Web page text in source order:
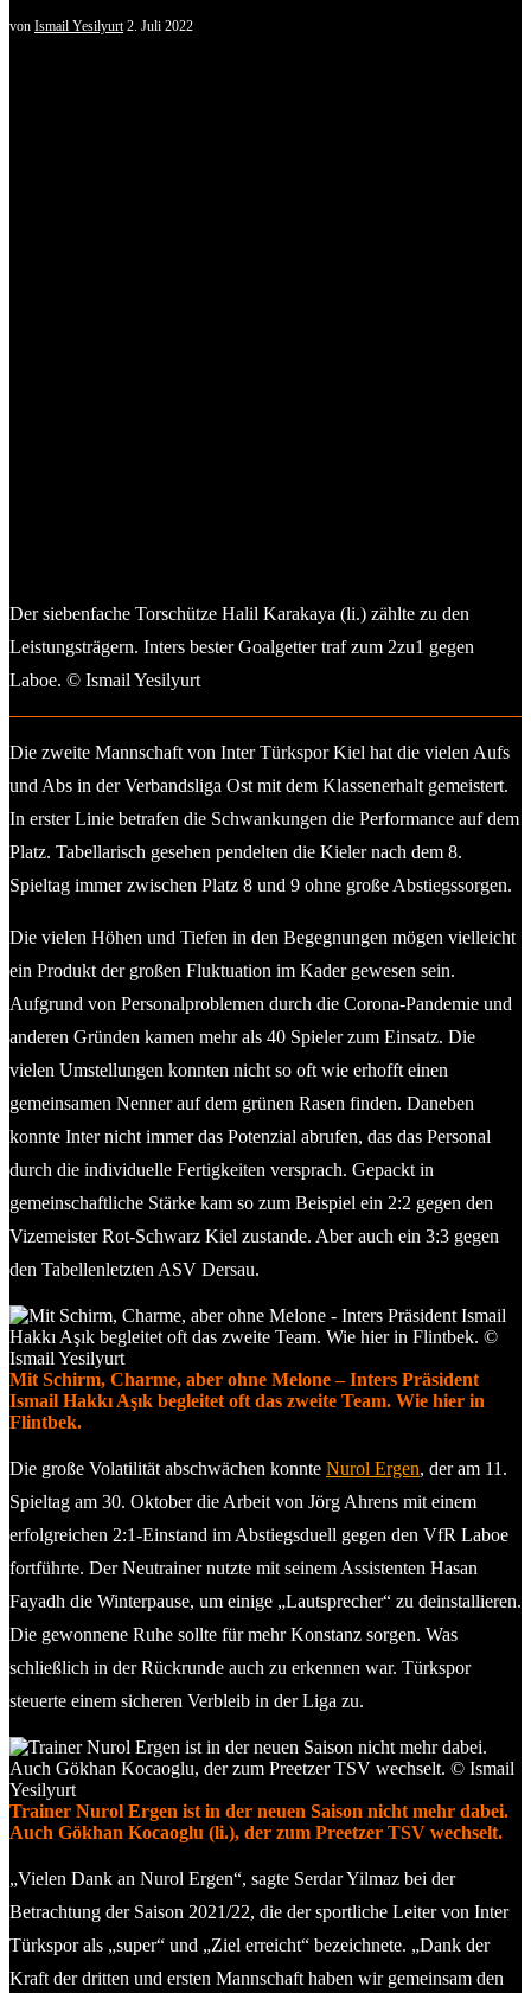
von Ismail Yesilyurt 2. Juli 2022
Der siebenfache Torschütze Halil Karakaya (li.) zählte zu den
Leistungsträgern. Inters bester Goalgetter traf zum 2zu1 gegen
Laboe. © Ismail Yesilyurt
Die zweite Mannschaft von Inter Türkspor Kiel hat die vielen Aufs
und Abs in der Verbandsliga Ost mit dem Klassenerhalt gemeistert.
In erster Linie betrafen die Schwankungen die Performance auf dem
Platz. Tabellarisch gesehen pendelten die Kieler nach dem 8.
Spieltag immer zwischen Platz 8 und 9 ohne große Abstiegssorgen.
Die vielen Höhen und Tiefen in den Begegnungen mögen vielleicht
ein Produkt der großen Fluktuation im Kader gewesen sein.
Aufgrund von Personalproblemen durch die Corona-Pandemie und
anderen Gründen kamen mehr als 40 Spieler zum Einsatz. Die
vielen Umstellungen konnten nicht so oft wie erhofft einen
gemeinsamen Nenner auf dem grünen Rasen finden. Daneben
konnte Inter nicht immer das Potenzial abrufen, das das Personal
durch die individuelle Fertigkeiten versprach. Gepackt in
gemeinschaftliche Stärke kam so zum Beispiel ein 2:2 gegen den
Vizemeister Rot-Schwarz Kiel zustande. Aber auch ein 3:3 gegen
den Tabellenletzten ASV Dersau.
Mit Schirm, Charme, aber ohne Melone – Inters Präsident
Ismail Hakkı Aşık begleitet oft das zweite Team. Wie hier in
Flintbek.
Die große Volatilität abschwächen konnte Nurol Ergen, der am 11.
Spieltag am 30. Oktober die Arbeit von Jörg Ahrens mit einem
erfolgreichen 2:1-Einstand im Abstiegsduell gegen den VfR Laboe
fortführte. Der Neutrainer nutzte mit seinem Assistenten Hasan
Fayadh die Winterpause, um einige „Lautsprecher“ zu deinstallieren.
Die gewonnene Ruhe sollte für mehr Konstanz sorgen. Was
schließlich in der Rückrunde auch zu erkennen war. Türkspor
steuerte einem sicheren Verbleib in der Liga zu.
Trainer Nurol Ergen ist in der neuen Saison nicht mehr dabei.
Auch Gökhan Kocaoglu (li.), der zum Preetzer TSV wechselt.
„Vielen Dank an Nurol Ergen“, sagte Serdar Yilmaz bei der
Betrachtung der Saison 2021/22, die der sportliche Leiter von Inter
Türkspor als „super“ und „Ziel erreicht“ bezeichnete. „Dank der
Kraft der dritten und ersten Mannschaft haben wir gemeinsam den